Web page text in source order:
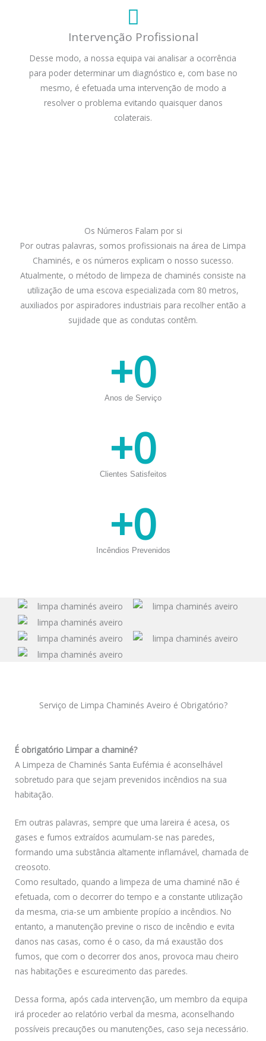
Intervenção Profissional
Desse modo, a nossa equipa vai analisar a ocorrência
para poder determinar um diagnóstico e, com base no
mesmo, é efetuada uma intervenção de modo a
resolver o problema evitando quaisquer danos
colaterais.
Os Números Falam por si
Por outras palavras, somos profissionais na área de Limpa
Chaminés, e os números explicam o nosso sucesso.
Atualmente, o método de limpeza de chaminés consiste na
utilização de uma escova especializada com 80 metros,
auxiliados por aspiradores industriais para recolher então a
sujidade que as condutas contêm.
Anos de Serviço
+0
Clientes Satisfeitos
+0
Incêndios Prevenidos
+0
Serviço de Limpa Chaminés Aveiro é Obrigatório?
É obrigatório Limpar a chaminé?
A Limpeza de Chaminés Santa Eufémia é aconselhável
sobretudo para que sejam prevenidos incêndios na sua
habitação.
Em outras palavras, sempre que uma lareira é acesa, os
gases e fumos extraídos acumulam-se nas paredes,
formando uma substância altamente inflamável, chamada de
creosoto.
Como resultado, quando a limpeza de uma chaminé não é
efetuada, com o decorrer do tempo e a constante utilização
da mesma, cria-se um ambiente propício a incêndios. No
entanto, a manutenção previne o risco de incêndio e evita
danos nas casas, como é o caso, da má exaustão dos
fumos, que com o decorrer dos anos, provoca mau cheiro
nas habitações e escurecimento das paredes.
Dessa forma, após cada intervenção, um membro da equipa
irá proceder ao relatório verbal da mesma, aconselhando
possíveis precauções ou manutenções, caso seja necessário.